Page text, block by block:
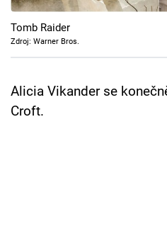
Pořady
TV Program
Tomb Raider
Zdroj: Warner Bros.
Alicia Vikander se
Croft.